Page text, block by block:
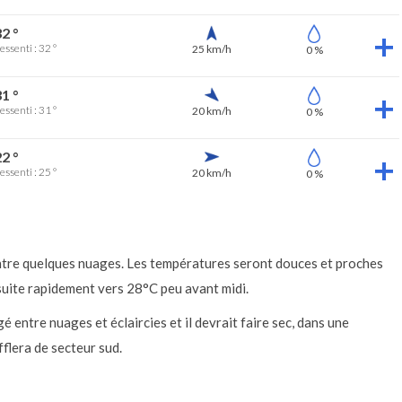
°
: 32 ° 25 km/h 0 %
°
: 31 ° 20 km/h 0 %
°
: 25 ° 20 km/h 0 %
quelques nuages. Les températures seront douces et proches
rapidement vers 28°C peu avant midi.
entre nuages et éclaircies et il devrait faire sec, dans une
de secteur sud.